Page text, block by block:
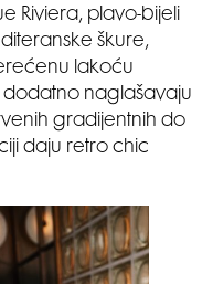
Riviera, plavo-bijeli
škure,
lakoću
dodatno naglašavaju
gradijentnih do
daju retro chic